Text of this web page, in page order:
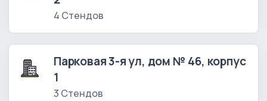
4 Стендов
Парковая 3-я ул, дом № 46, корпус
1
3 Стендов